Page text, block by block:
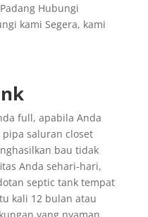
Hubungi
kami Segera, kami
full, apabila Anda
saluran closet
bau tidak
Anda sehari-hari,
septic tank tempat
kali 12 bulan atau
yang nyaman